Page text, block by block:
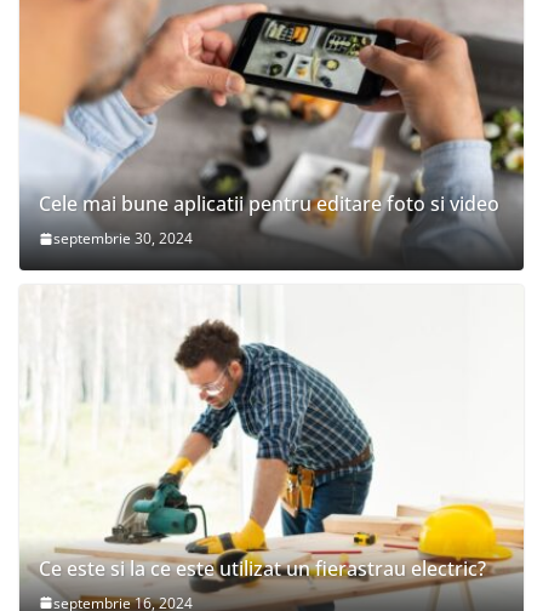
Cele mai bune aplicatii pentru editare foto si video
septembrie 30, 2024
Ce este si la ce este utilizat un fierastrau electric?
septembrie 16, 2024